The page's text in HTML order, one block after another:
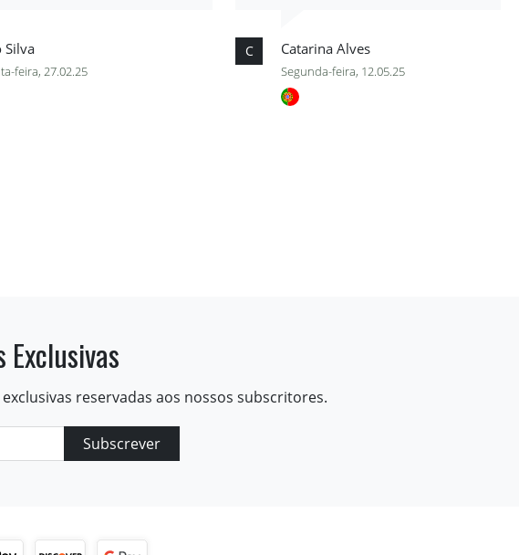
Silva
feira, 27.02.25
C Catarina Alves
Segunda-feira, 12.05.25
reservadas aos nossos subscritores.
Subscrever